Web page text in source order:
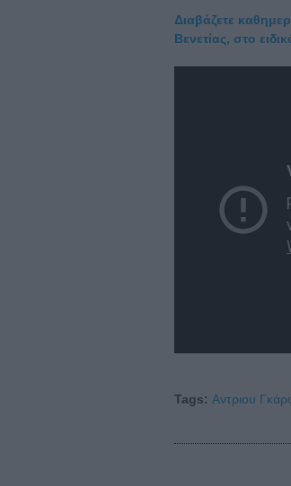
Διαβάζετε
Βενετίας, στο
Tags: Αντριου